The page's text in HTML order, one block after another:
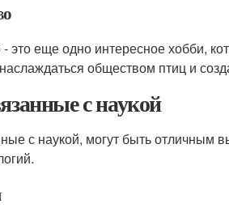
- это еще одно интересное хобби,
обществом птиц и
с наукой
с наукой, могут быть отличным